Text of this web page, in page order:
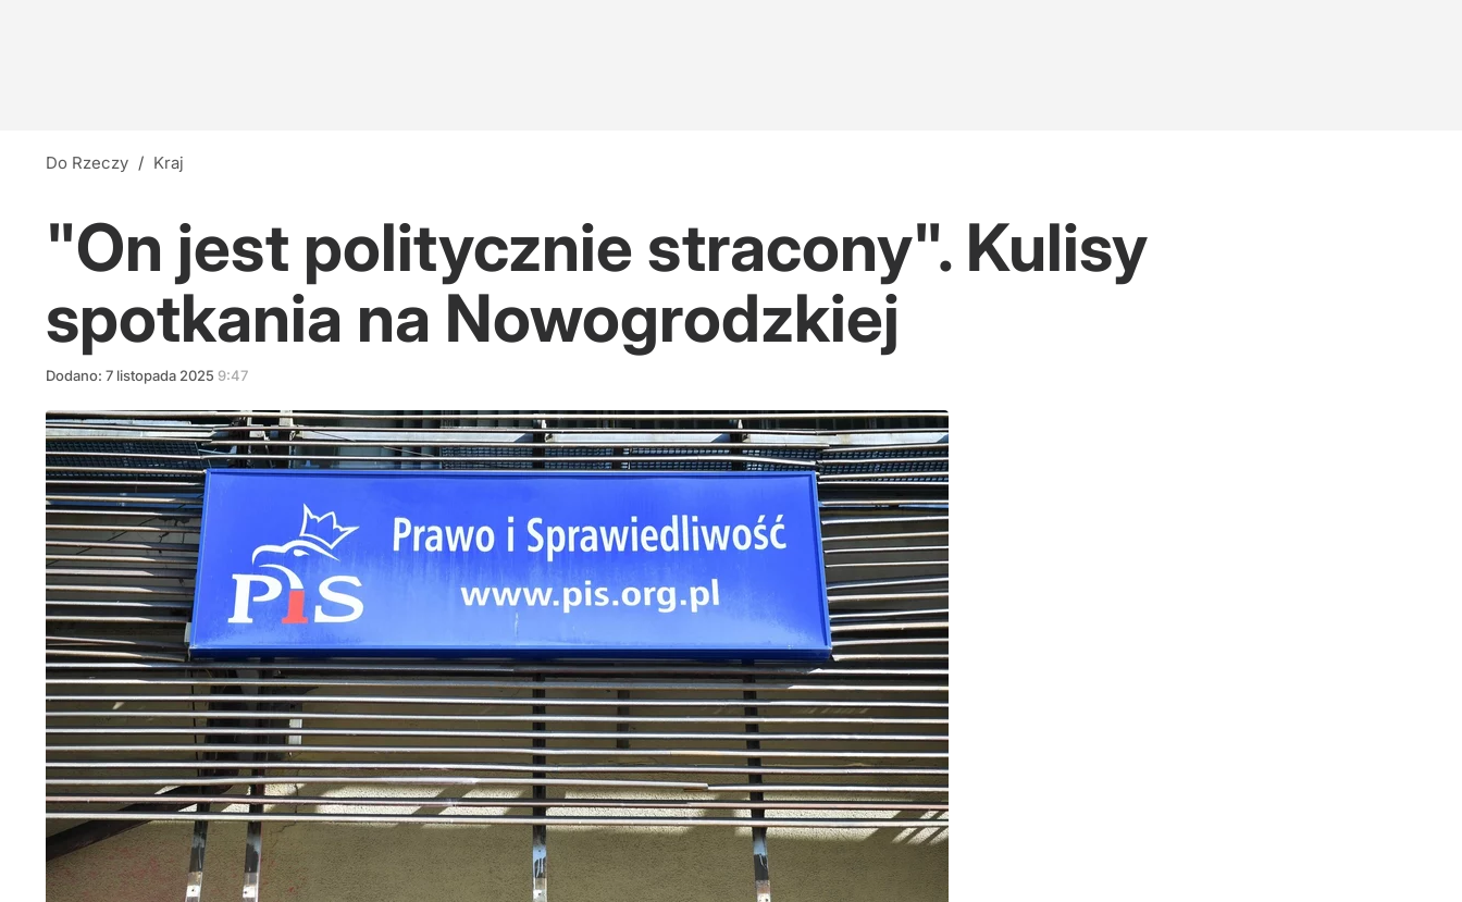
Do Rzeczy / Kraj
"On jest politycznie stracony". Kulisy
spotkania na Nowogrodzkiej
Dodano: 7 listopada 2025 9:47